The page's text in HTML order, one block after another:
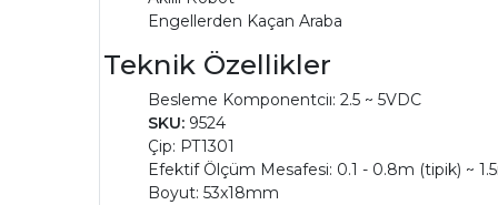
Engellerden Kaçan Araba
Teknik Özellikler
Besleme Komponentciı: 2.5 ~ 5VDC
SKU: 9524
Çip: PT1301
Efektif Ölçüm Mesafesi: 0.1 - 0.8m (tipik) ~
Boyut: 53x18mm